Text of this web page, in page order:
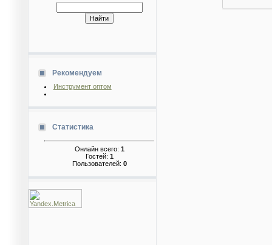
Рекомендуем
Инструмент оптом
Статистика
Онлайн всего: 1
Гостей: 1
Пользователей: 0